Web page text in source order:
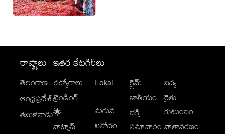
రాష్ట్రాలు
తెలంగాణ
ఆంధ్రప్రదేశ్
తమిళనాడు
ఇతర కేటగిరీలు
ఉద్యోగాలు
ట్రెండింగ్
🌟
వాట్సాప్
Lokal
-
మగువ
వినోదం
క్రైమ్
జాతీయం
భక్తి
సమాచారం
విద్య
రైతు
కుటుంబం
వాతావరణం